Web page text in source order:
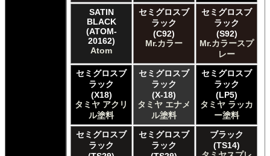
ガイアノーツ ガイアカラー
タミヤ タミヤ アクリル塗料
タミヤ タミヤ アクリル塗料 (フラット)
タミヤ タミヤ エアーモデルスプレー
タミヤ タミヤ エナメル塗料
タミヤ タミヤ トップコート/サーフェイサー/プライマー
タミヤ タミヤ ラッカー塗料
タミヤ タミヤスプレー
タミヤ タミヤスプレー
タミヤ タミヤスプレーAS
ＧＳＩクレオス Master Series Paints Pathfinder
ＧＳＩクレオス Mr.カラー
SATIN
BLACK
(ATOM-
20162)
Atom
セミグロスブ
ラック
(C92)
Mr.カラー
セミグロスブ
ラック
(S92)
Mr.カラースプ
レー
セミグロスブ
ラック
(X18)
タミヤ アクリ
ル塗料
セミグロスブ
ラック
(X-18)
タミヤ エナメ
ル塗料
セミグロスブ
ラック
(LP5)
タミヤ ラッカ
ー塗料
セミグロスブ
ラック
セミグロスブ
ラック
ブラック
(TS14)